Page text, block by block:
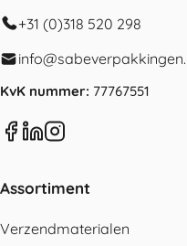
+31 (0)318 520 298
KvK nummer: 77767551
Assortiment
Verzendmaterialen